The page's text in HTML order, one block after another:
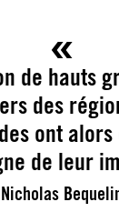
de hauts
des
ont alors
de leur
Nicholas